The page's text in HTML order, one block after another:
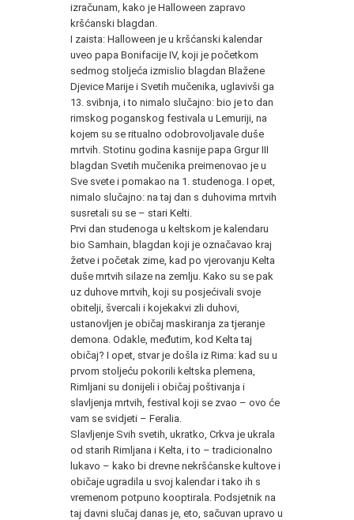
izračunam, kako je Halloween zapravo
kršćanski blagdan.
I zaista: Halloween je u kršćanski kalendar
uveo papa Bonifacije IV, koji je početkom
sedmog stoljeća izmislio blagdan Blažene
Djevice Marije i Svetih mučenika, uglavivši ga
13. svibnja, i to nimalo slučajno: bio je to dan
rimskog poganskog festivala u Lemuriji, na
kojem su se ritualno odobrovoljavale duše
mrtvih. Stotinu godina kasnije papa Grgur III
blagdan Svetih mučenika preimenovao je u
Sve svete i pomakao na 1. studenoga. I opet,
nimalo slučajno: na taj dan s duhovima mrtvih
susretali su se – stari Kelti.
Prvi dan studenoga u keltskom je kalendaru
bio Samhain, blagdan koji je označavao kraj
žetve i početak zime, kad po vjerovanju Kelta
duše mrtvih silaze na zemlju. Kako su se pak
uz duhove mrtvih, koji su posjećivali svoje
obitelji, švercali i kojekakvi zli duhovi,
ustanovljen je običaj maskiranja za tjeranje
demona. Odakle, međutim, kod Kelta taj
običaj? I opet, stvar je došla iz Rima: kad su u
prvom stoljeću pokorili keltska plemena,
Rimljani su donijeli i običaj poštivanja i
slavljenja mrtvih, festival koji se zvao – ovo će
vam se svidjeti – Feralia.
Slavljenje Svih svetih, ukratko, Crkva je ukrala
od starih Rimljana i Kelta, i to – tradicionalno
lukavo – kako bi drevne nekršćanske kultove i
običaje ugradila u svoj kalendar i tako ih s
vremenom potpuno kooptirala. Podsjetnik na
taj davni slučaj danas je, eto, sačuvan upravo u